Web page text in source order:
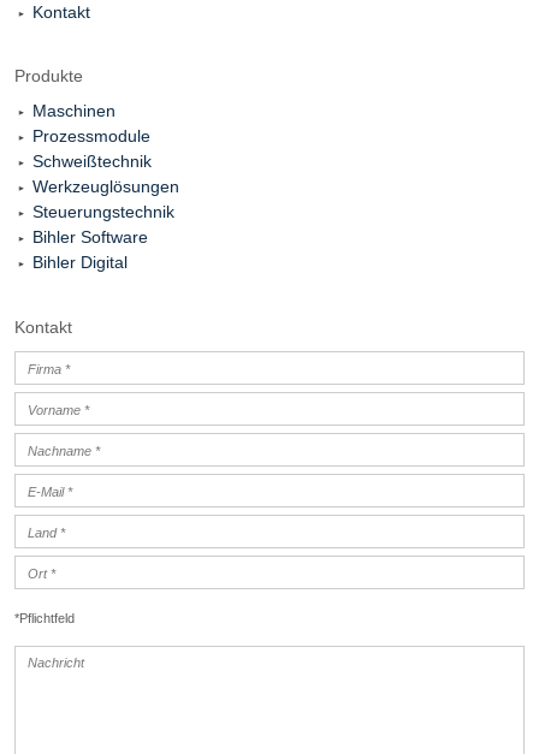
Kontakt
Produkte
Maschinen
Prozessmodule
Schweißtechnik
Werkzeuglösungen
Steuerungstechnik
Bihler Software
Bihler Digital
Kontakt
*Pflichtfeld